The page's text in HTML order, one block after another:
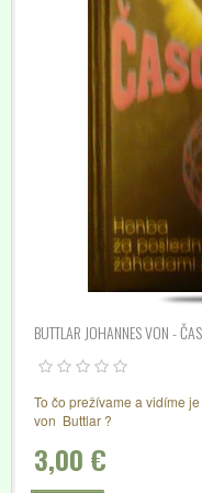
BUTTLAR JOHANNES VON -
To čo prežívame a vidíme
von Buttlar ?
3,00 €